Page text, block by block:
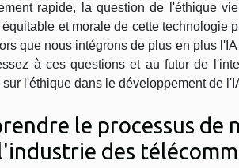
rapide, la question de l'éthique
et morale de cette technologie
que nous intégrons de plus en plus
à ces questions et au futur de
l'éthique dans le développement de
le processus
des